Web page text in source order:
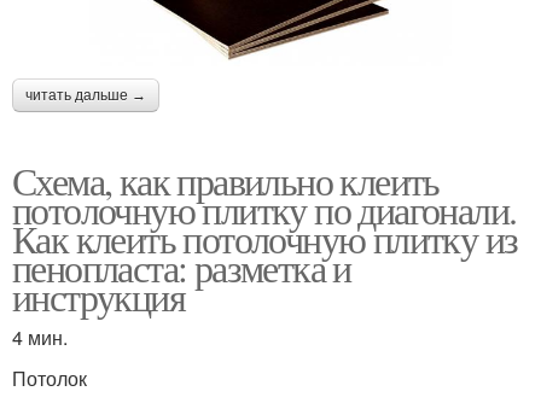
читать дальше →
Схема, как правильно клеить
потолочную плитку по диагонали.
Как клеить потолочную плитку из
пенопласта: разметка и
инструкция
4 мин.
Потолок